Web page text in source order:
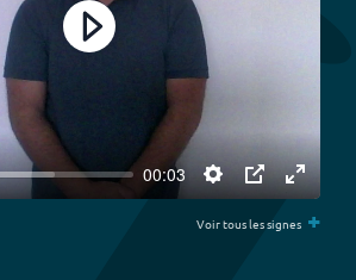
00:03
Settings
PIP
Enter
Play
Voir tous les signes +